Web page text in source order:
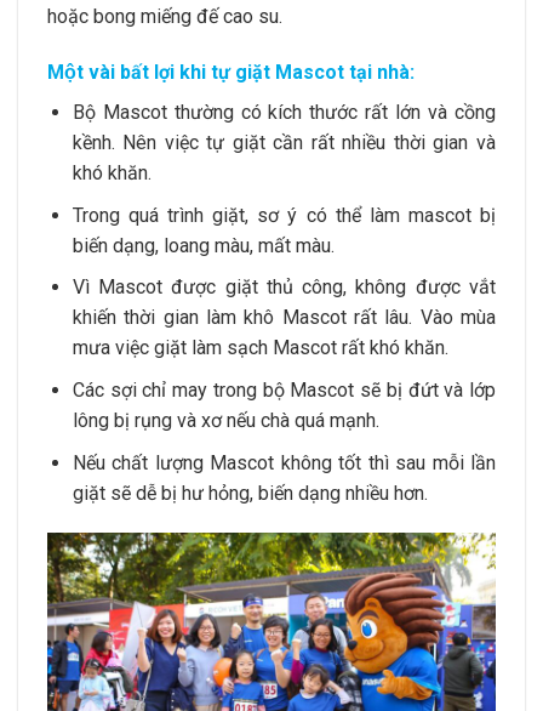
hoặc bong miếng đế cao su.
Một vài bất lợi khi tự giặt Mascot tại nhà:
Bộ Mascot thường có kích thước rất lớn và cồng
kềnh. Nên việc tự giặt cần rất nhiều thời gian và
khó khăn.
Trong quá trình giặt, sơ ý có thể làm mascot bị
biến dạng, loang màu, mất màu.
Vì Mascot được giặt thủ công, không được vắt
khiến thời gian làm khô Mascot rất lâu. Vào mùa
mưa việc giặt làm sạch Mascot rất khó khăn.
Các sợi chỉ may trong bộ Mascot sẽ bị đứt và lớp
lông bị rụng và xơ nếu chà quá mạnh.
Nếu chất lượng Mascot không tốt thì sau mỗi lần
giặt sẽ dễ bị hư hỏng, biến dạng nhiều hơn.